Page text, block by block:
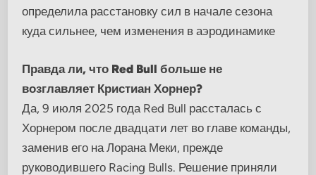
определила расстановку сил в начале сезона
куда сильнее, чем изменения в аэродинамике
Правда ли, что Red Bull больше не
возглавляет Кристиан Хорнер?
Да, 9 июля 2025 года Red Bull рассталась с
Хорнером после двадцати лет во главе команды,
заменив его на Лорана Меки, прежде
руководившего Racing Bulls. Решение приняли